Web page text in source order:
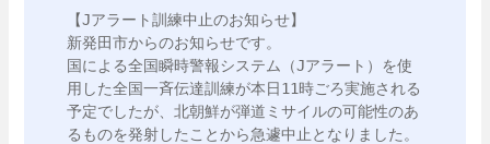
【Jアラート訓練中止のお知らせ】
新発田市からのお知らせです。
国による全国瞬時警報システム（Jアラート）を使
用した全国一斉伝達訓練が本日11時ごろ実施される
予定でしたが、北朝鮮が弾道ミサイルの可能性のあ
るものを発射したことから急遽中止となりました。